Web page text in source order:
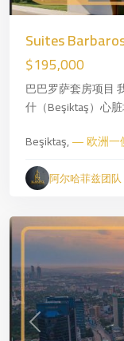
Suites
$195,000
巴巴罗萨套房项目
什（Beşiktaş）心
Beşiktaş,— 欧洲一
阿尔哈菲兹团队
Zincirlikuyu,
—
欧
洲
一
侧
斯
坦
布
Previous